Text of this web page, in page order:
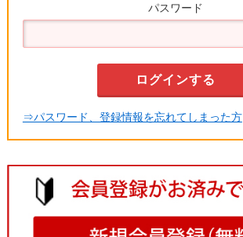
パスワード
⇒パスワード、登録情報を忘れてしまった方